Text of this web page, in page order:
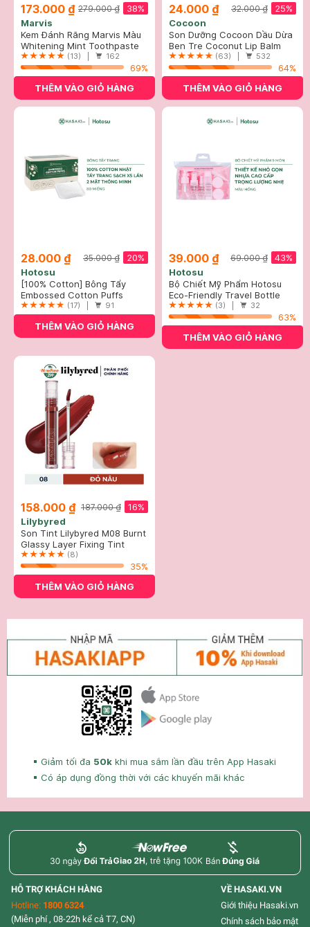
173.000 ₫ 38%
279.000 ₫
Marvis
Kem Đánh Răng Marvis Màu
Bạc Làm Trắng Răng 85ml
Whitening Mint Toothpaste
(13) | 162
69%
THÊM VÀO GIỎ HÀNG
24.000 ₫ 25%
32.000 ₫
Cocoon
Son Dưỡng Cocoon Dầu Dừa
Bến Tre 5g
Ben Tre Coconut Lip Balm
(63) | 532
64%
THÊM VÀO GIỎ HÀNG
28.000 ₫ 20%
35.000 ₫
Hotosu
[100% Cotton] Bông Tẩy
Trang Hotosu Hộp 80 Miếng
Embossed Cotton Puffs
(17) | 91
THÊM VÀO GIỎ HÀNG
39.000 ₫ 43%
69.000 ₫
Hotosu
Bộ Chiết Mỹ Phẩm Hotosu
Hồng (9 Món)
Eco-Friendly Travel Bottle
Sets
(3) | 32
63%
THÊM VÀO GIỎ HÀNG
158.000 ₫ 16%
187.000 ₫
Lilybyred
Son Tint Lilybyred M08 Burnt
Brick - Đỏ Nâu 3.8g
Glassy Layer Fixing Tint
(8)
35%
THÊM VÀO GIỎ HÀNG
Giảm tối đa 50k khi mua sắm lần đầu trên App Hasaki
Có áp dụng đồng thời với các khuyến mãi khác
HỖ TRỢ KHÁCH HÀNG
Hotline: 1800 6324
(Miễn phí , 08-22h kể cả T7, CN)
VỀ HASAKI.VN
Giới thiệu Hasaki.vn
Chính sách bảo mật